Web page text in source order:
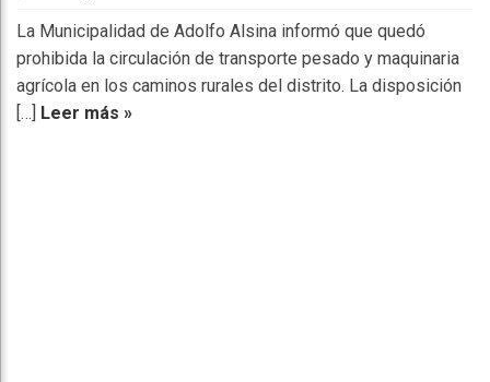
La Municipalidad de Adolfo Alsina informó que quedó
prohibida la circulación de transporte pesado y maquinaria
agrícola en los caminos rurales del distrito. La disposición
[…] Leer más »